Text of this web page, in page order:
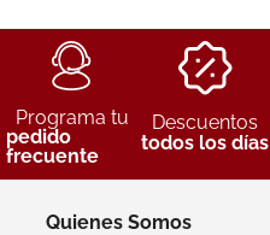
Programa tu
pedido
frecuente
Descuentos
todos los días
Quienes Somos